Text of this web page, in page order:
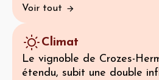
Voir tout
Climat
Le vignoble de Crozes-
étendu, subit une double